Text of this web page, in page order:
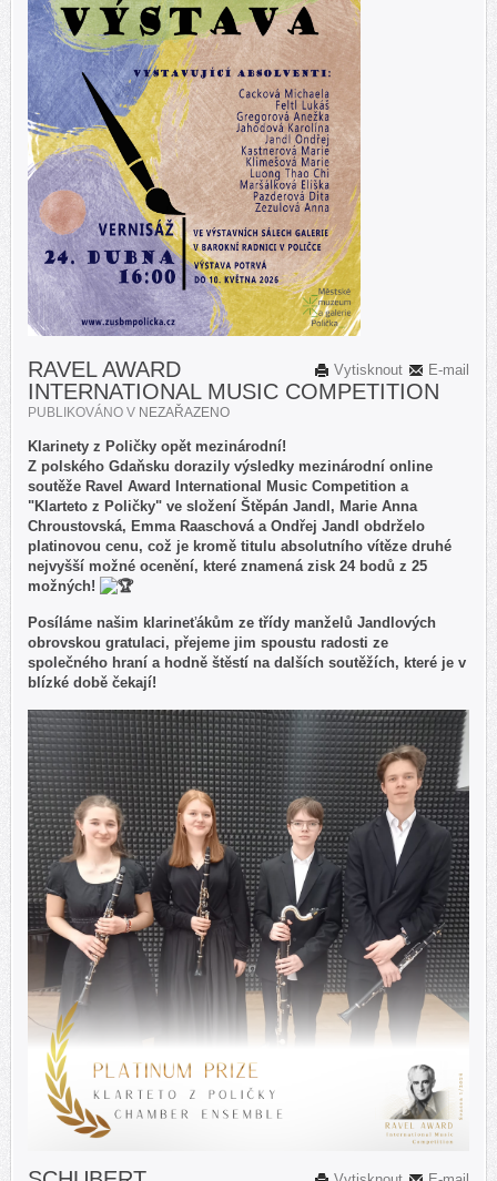
E-mail
Vytisknout
RAVEL AWARD
INTERNATIONAL MUSIC COMPETITION
PUBLIKOVÁNO V NEZAŘAZENO
Klarinety z Poličky opět mezinárodní!
Z polského Gdaňsku dorazily výsledky mezinárodní online
soutěže Ravel Award International Music Competition a
"Klarteto z Poličky" ve složení Štěpán Jandl, Marie Anna
Chroustovská, Emma Raaschová a Ondřej Jandl obdrželo
platinovou cenu, což je kromě titulu absolutního vítěze druhé
nejvyšší možné ocenění, které znamená zisk 24 bodů z 25
možných!
Posíláme našim klarineťákům ze třídy manželů Jandlových
obrovskou gratulaci, přejeme jim spoustu radosti ze
společného hraní a hodně štěstí na dalších soutěžích, které je v
blízké době čekají!